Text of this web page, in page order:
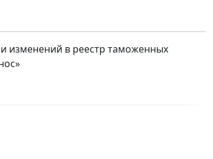
изменений в реестр таможенных